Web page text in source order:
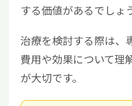
する価値があるでしょ
治療を検討する際は、
費用や効果について理
が大切です。